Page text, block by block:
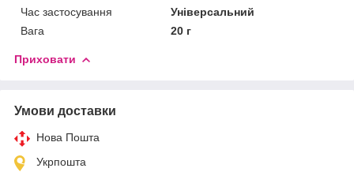
Час застосування
Універсальний
Вага
20 г
Приховати
Умови доставки
Нова Пошта
Укрпошта